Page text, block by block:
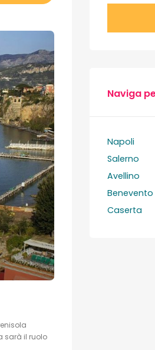
sarà il ruolo
Naviga
Napoli
Salerno
Avellino
Benevento
Caserta